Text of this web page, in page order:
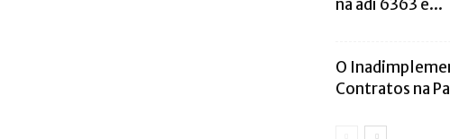
na adi 6363 e...
O
Contratos na